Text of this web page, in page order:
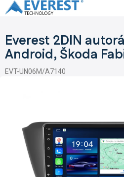
Přejít
na
Everest 2DIN
Android, Škoda
EVT-UN06M/A7140